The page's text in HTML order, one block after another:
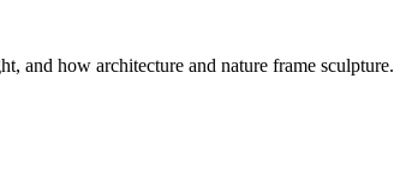
and how architecture and nature frame sculpture.